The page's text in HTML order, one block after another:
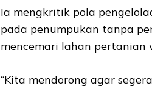
Ia mengkritik pola
pada penumpukan tanpa
mencemari lahan pertanian
“Kita mendorong agar